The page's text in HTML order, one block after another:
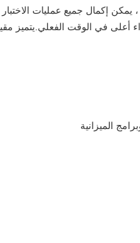
يمكن إكمال جميع عمليات
الميزانية